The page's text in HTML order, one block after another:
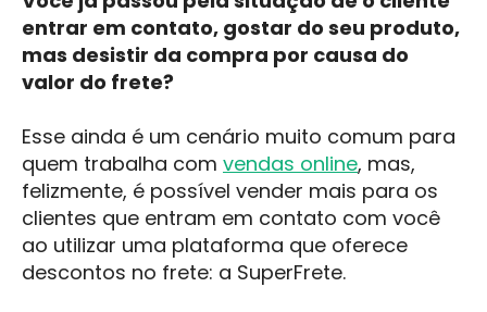
entrar em contato, gostar do seu produto,
mas desistir da compra por causa do
valor do frete?
Esse ainda é um cenário muito comum para
quem trabalha com vendas online, mas,
felizmente, é possível vender mais para os
clientes que entram em contato com você
ao utilizar uma plataforma que oferece
descontos no frete: a SuperFrete.